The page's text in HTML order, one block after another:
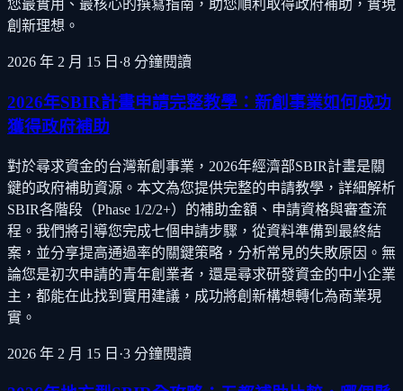
您最實用、最核心的撰寫指南，助您順利取得政府補助，實現
創新理想。
2026 年 2 月 15 日 ·8 分鐘閱讀
2026年SBIR計畫申請完整教學：新創事業如何成功
獲得政府補助
對於尋求資金的台灣新創事業，2026年經濟部SBIR計畫是關
鍵的政府補助資源。本文為您提供完整的申請教學，詳細解析
SBIR各階段（Phase 1/2/2+）的補助金額、申請資格與審查流
程。我們將引導您完成七個申請步驟，從資料準備到最終結
案，並分享提高通過率的關鍵策略，分析常見的失敗原因。無
論您是初次申請的青年創業者，還是尋求研發資金的中小企業
主，都能在此找到實用建議，成功將創新構想轉化為商業現
實。
2026 年 2 月 15 日 ·3 分鐘閱讀